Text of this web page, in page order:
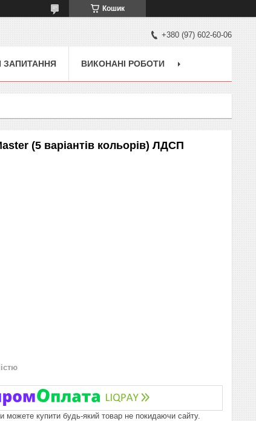
Кошик
+380 (97) 602-60-06
ЗАПИТАННЯ ВИКОНАНІ РОБОТИ
(5 варіантів кольорів) ЛДСП
можете купити будь-який товар не покидаючи сайту.